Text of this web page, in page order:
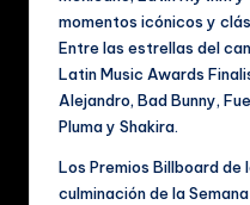
momentos icónicos y
Entre las estrellas del
Latin Music Awards
Alejandro, Bad Bunny,
Pluma y Shakira.
Los Premios Billboard de
culminación de la